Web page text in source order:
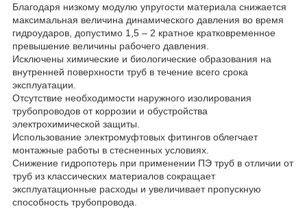
Благодаря низкому модулю упругости материала снижается
максимальная величина динамического давления во время
гидроударов, допустимо 1,5 – 2 кратное кратковременное
превышение величины рабочего давления.
Исключены химические и биологические образования на
внутренней поверхности труб в течение всего срока
эксплуатации.
Отсутствие необходимости наружного изолирования
трубопроводов от коррозии и обустройства
электрохимической защиты.
Использование электромуфтовых фитингов облегчает
монтажные работы в стесненных условиях.
Снижение гидропотерь при применении ПЭ труб в отличии от
труб из классических материалов сокращает
эксплуатационные расходы и увеличивает пропускную
способность трубопровода.